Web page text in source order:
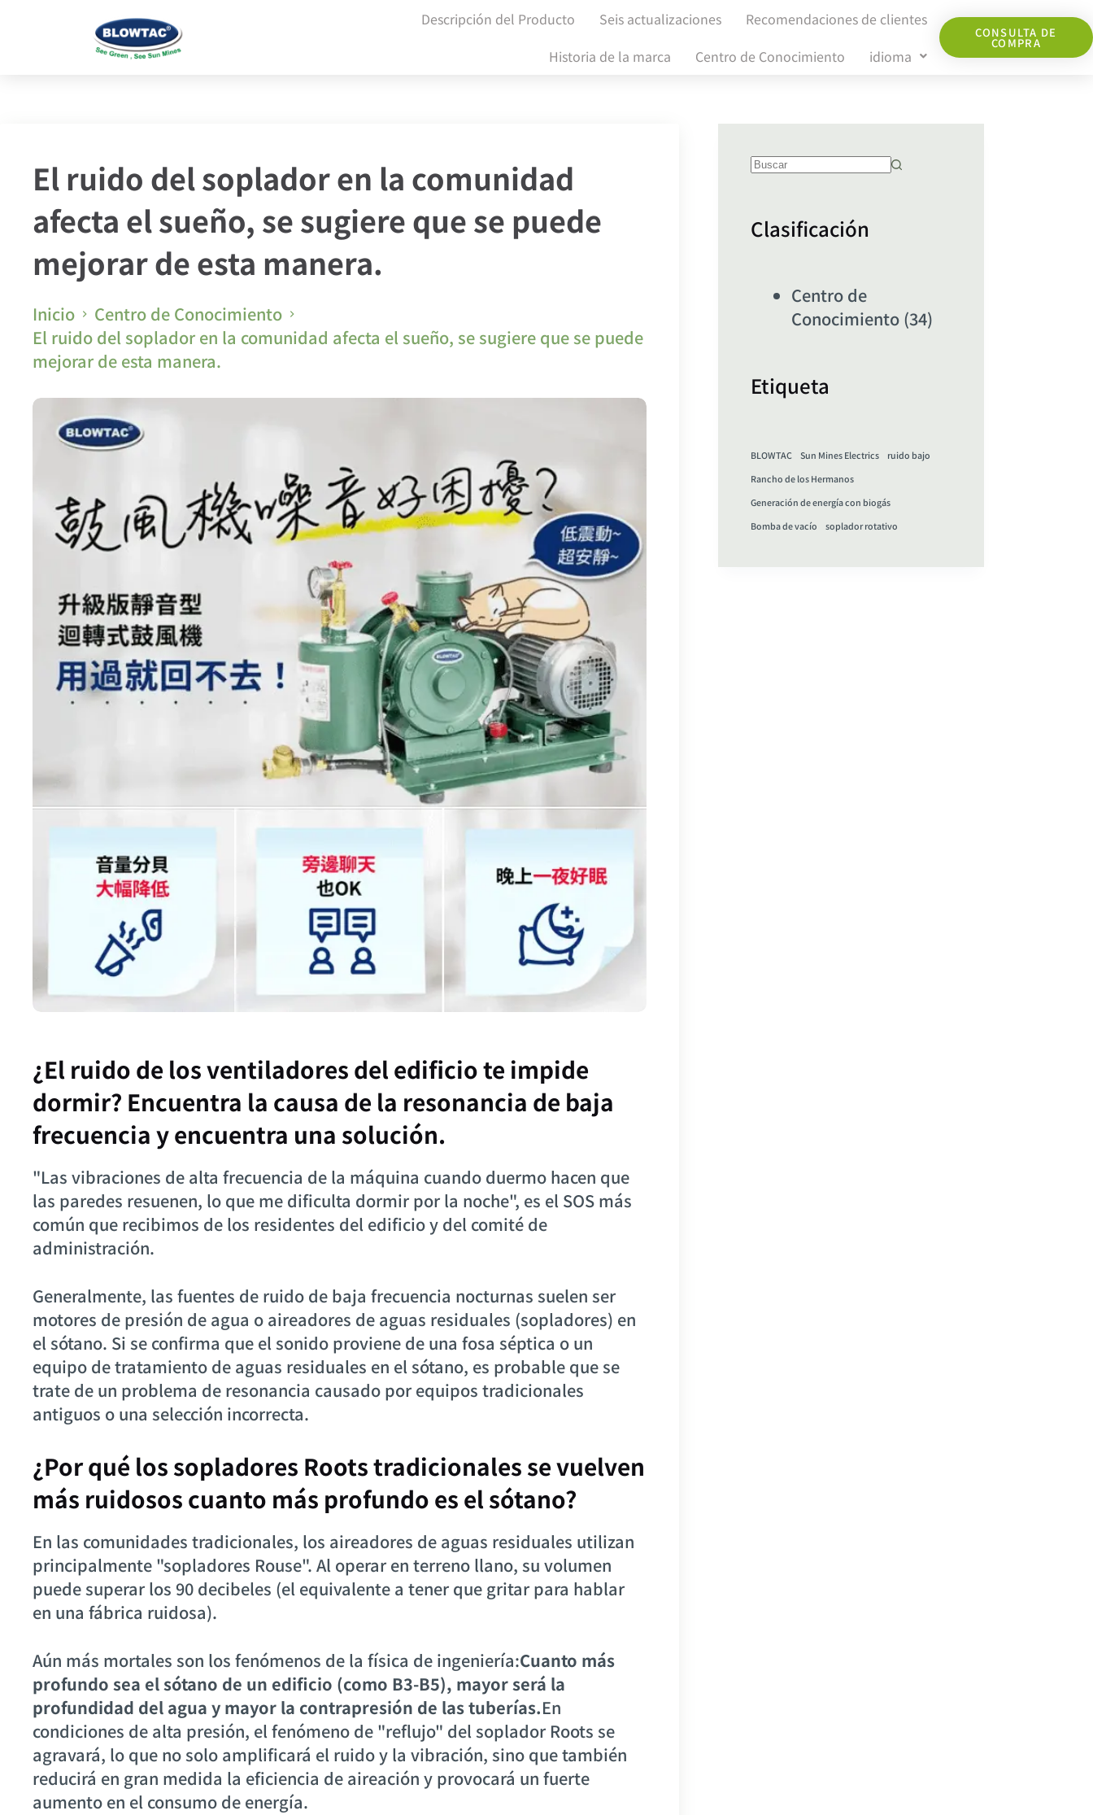
Descripción del Producto Seis actualizaciones
Recomendaciones de clientes
Historia de la marca
Centro de Conocimiento idioma
CONSULTA DE
COMPRA
El ruido del soplador en la comunidad
afecta el sueño, se sugiere que se puede
mejorar de esta manera.
Inicio
Centro de Conocimiento
El ruido del soplador en la comunidad afecta el sueño, se sugiere que se puede
mejorar de esta manera.
¿El ruido de los ventiladores del edificio te impide
dormir? Encuentra la causa de la resonancia de baja
frecuencia y encuentra una solución.
"Las vibraciones de alta frecuencia de la máquina cuando duermo hacen que
las paredes resuenen, lo que me dificulta dormir por la noche", es el SOS más
común que recibimos de los residentes del edificio y del comité de
administración.
Generalmente, las fuentes de ruido de baja frecuencia nocturnas suelen ser
motores de presión de agua o aireadores de aguas residuales (sopladores) en
el sótano. Si se confirma que el sonido proviene de una fosa séptica o un
equipo de tratamiento de aguas residuales en el sótano, es probable que se
trate de un problema de resonancia causado por equipos tradicionales
antiguos o una selección incorrecta.
¿Por qué los sopladores Roots tradicionales se vuelven
más ruidosos cuanto más profundo es el sótano?
En las comunidades tradicionales, los aireadores de aguas residuales utilizan
principalmente "sopladores Rouse". Al operar en terreno llano, su volumen
puede superar los 90 decibeles (el equivalente a tener que gritar para hablar
en una fábrica ruidosa).
Aún más mortales son los fenómenos de la física de ingeniería:Cuanto más
profundo sea el sótano de un edificio (como B3-B5), mayor será la
profundidad del agua y mayor la contrapresión de las tuberías.En
condiciones de alta presión, el fenómeno de "reflujo" del soplador Roots se
agravará, lo que no solo amplificará el ruido y la vibración, sino que también
reducirá en gran medida la eficiencia de aireación y provocará un fuerte
aumento en el consumo de energía.
Clasificación
Centro de
Conocimiento (34)
Etiqueta
BLOWTAC Sun Mines Electrics
ruido bajo
Rancho de los Hermanos
Generación de energía con biogás
Bomba de vacío
soplador rotativo